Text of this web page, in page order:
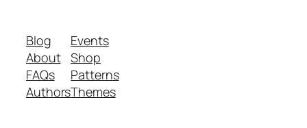
Blog
About
FAQs
Authors
Events
Shop
Patterns
Themes